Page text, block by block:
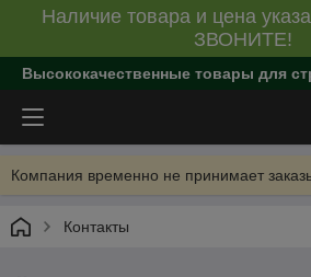
Наличие товара и цена
ЗВОНИТЕ!
Высококачественные товары для
Компания временно не принимает
Контакты